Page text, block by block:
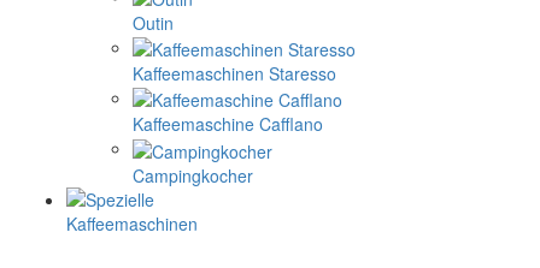
Outin
Kaffeemaschinen Staresso
Kaffeemaschine Cafflano
Campingkocher